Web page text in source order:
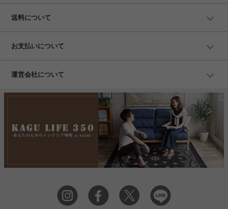
送料について
お支払いについて
運営会社について